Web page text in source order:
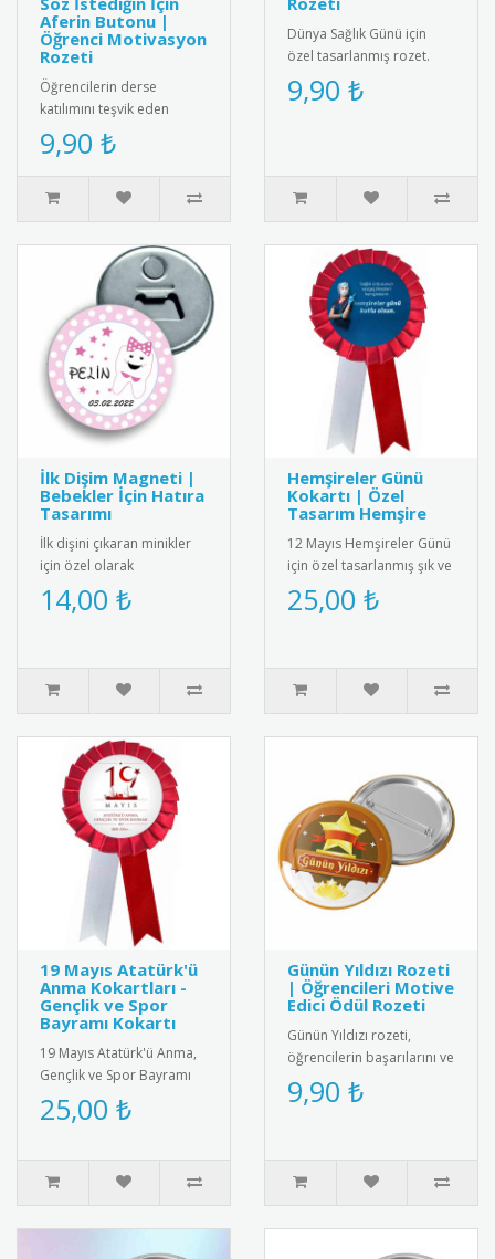
Aferin Butonu |
Öğrenci Motivasyon
Rozeti
Öğrencilerin derse
katılımını teşvik eden
"Parmağını Kaldırıp Söz
İstediğin İçin Aferin" yazılı
moti..
9,90 ₺
Dünya Sağlık Günü için
özel tasarlanmış rozet.
Sağlıklı yaşam bilincini
yaymak için ideal
9,90 ₺
İlk Dişim Magneti |
Bebekler İçin Hatıra
Tasarımı
İlk dişini çıkaran minikler
için özel olarak
tasarlanmış bebek
magneti. Diş buğdayı
14,00 ₺
Hemşireler Günü
Kokartı | Özel
Tasarım Hemşire
12 Mayıs Hemşireler Günü
için özel tasarlanmış şık ve
kaliteli kokart. Sağlık
çalışanlarını onurland..
25,00 ₺
19 Mayıs Atatürk'ü
Anma Kokartları -
Gençlik ve Spor
Bayramı Kokartı
19 Mayıs Atatürk'ü Anma,
Gençlik ve Spor Bayramı
için özel tasarım kokart
seti. Yüksek kaliteli meta..
25,00 ₺
Günün Yıldızı Rozeti
| Öğrencileri Motive
Edici Ödül Rozeti
Günün Yıldızı rozeti,
öğrencilerin başarılarını ve
olumlu davranışlarını
teşvik etmek amacıyla
9,90 ₺